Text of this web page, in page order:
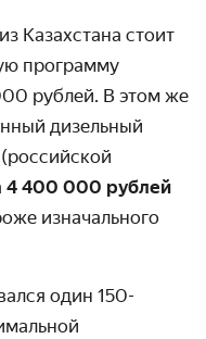
Казахстана стоит
программу
рублей. В этом же
дизельный
4 400 000 рублей
изначального
один 150-